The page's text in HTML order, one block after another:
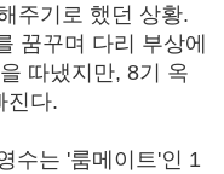
주기로 했던 상황.
꿈꾸며 다리 부상에
따냈지만, 8기 옥
진다.
수는 '룸메이트'인 1